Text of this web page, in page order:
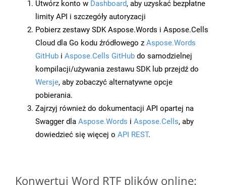
Utwórz konto w Dashboard, aby uzyskać bezpłatne
limity API i szczegóły autoryzacji
Pobierz zestawy SDK Aspose.Words i Aspose.Cells
Cloud dla Go kodu źródłowego z Aspose.Words
GitHub i Aspose.Cells GitHub do samodzielnej
kompilacji/używania zestawu SDK lub przejdź do
Wersje, aby zobaczyć alternatywne opcje
pobierania.
Zajrzyj również do dokumentacji API opartej na
Swagger dla Aspose.Words i Aspose.Cells, aby
dowiedzieć się więcej o API REST.
Konwertuj Word RTF plików online: